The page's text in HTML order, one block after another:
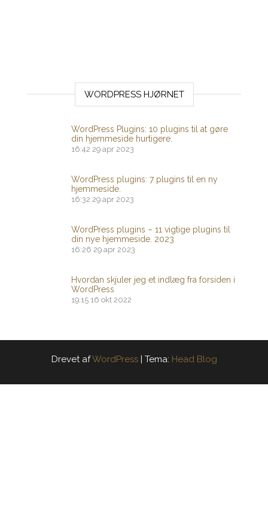
WORDPRESS HJØRNET
WordPress Plugins: 10 plugins til at gøre
din hjemmeside hurtigere.
16:42 29 apr 2023
WordPress plugins: 7 plugins til en ny
hjemmeside.
16:32 29 apr 2023
WordPress plugins – 11 vigtige plugins til
din nye hjemmeside. 2023
16:26 29 apr 2023
Hvordan skjuler jeg et indlæg fra forsiden i
WordPress
19:15 16 okt 2022
Drevet afWordPress | Tema: Head Blog